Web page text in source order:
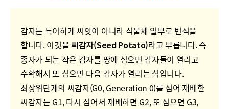
감자는 특이하게 씨앗이 아니라 식물체 일부로 번식을
합니다. 이것을씨감자(Seed Potato)라고 부릅니다. 즉
종자가 되는 작은 감자를 땅에 심으면 감자들이 열리고
수확해서 또 심으면 다음 감자가 열리는 식입니다.
최상위단계의 씨감자(G0, Generation 0)를 심어 재배한
씨감자는 G1, 다시 심어서 재배하면 G2, 또 심으면 G3,